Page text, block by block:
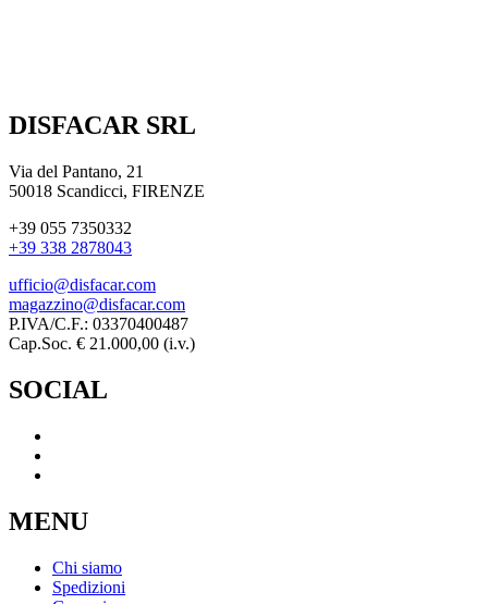
DISFACAR SRL
Via del Pantano, 21
50018 Scandicci, FIRENZE
+39 055 7350332
+39 338 2878043
ufficio@disfacar.com
magazzino@disfacar.com
P.IVA/C.F.: 03370400487
Cap.Soc. € 21.000,00 (i.v.)
SOCIAL
MENU
Chi siamo
Spedizioni